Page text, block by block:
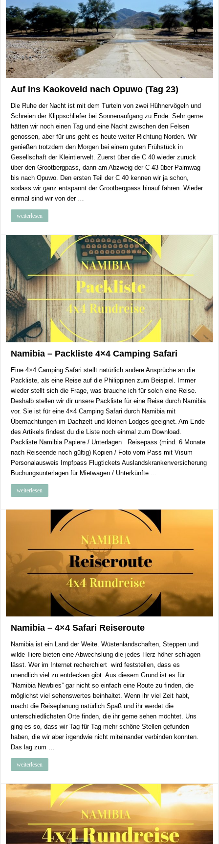
Auf ins Kaokoveld nach Opuwo (Tag 23)
Die Ruhe der Nacht ist mit dem Turteln von zwei Hühnervögeln und
Schreien der Klippschliefer bei Sonnenaufgang zu Ende. Sehr gerne
hätten wir noch einen Tag und eine Nacht zwischen den Felsen
genossen, aber für uns geht es heute weiter Richtung Norden. Wir
genießen trotzdem den Morgen bei einem guten Frühstück in
Gesellschaft der Kleintierwelt. Zuerst über die C 40 wieder zurück
über den Grootbergpass, dann am Abzweig der C 43 über Palmwag
bis nach Opuwo. Den ersten Teil der C 40 kennen wir ja schon,
sodass wir ganz entspannt der Grootbergpass hinauf fahren. Wieder
einmal sind wir von der …
weiterlesen
Namibia – Packliste 4×4 Camping Safari
Eine 4×4 Camping Safari stellt natürlich andere Ansprüche an die
Packliste, als eine Reise auf die Philippinen zum Beispiel. Immer
wieder stellt sich die Frage, was brauche ich für solch eine Reise.
Deshalb stellen wir dir unsere Packliste für eine Reise durch Namibia
vor. Sie ist für eine 4×4 Camping Safari durch Namibia mit
Übernachtungen im Dachzelt und kleinen Lodges geeignet. Am Ende
des Artikels findest du die Liste noch einmal zum Download.
Packliste Namibia Papiere / Unterlagen Reisepass (mind. 6 Monate
nach Reiseende noch gültig) Kopien / Foto vom Pass mit Visum
Personalausweis Impfpass Flugtickets Auslandskrankenversicherung
Buchungsunterlagen für Mietwagen / Unterkünfte …
weiterlesen
Namibia – 4×4 Safari Reiseroute
Namibia ist ein Land der Weite. Wüstenlandschaften, Steppen und
wilde Tiere bieten eine Abwechslung die jedes Herz höher schlagen
lässt. Wer im Internet recherchiert wird feststellen, dass es
unendlich viel zu entdecken gibt. Aus diesem Grund ist es für
“Namibia Newbies” gar nicht so einfach eine Route zu finden, die
möglichst viel sehenswertes beinhaltet. Wenn ihr viel Zeit habt,
macht die Reiseplanung natürlich Spaß und ihr werdet die
unterschiedlichsten Orte finden, die ihr gerne sehen möchtet. Uns
ging es so, dass wir Tag für Tag mehr schöne Stellen gefunden
haben, die wir aber irgendwie nicht miteinander verbinden konnten.
Das lag zum …
weiterlesen